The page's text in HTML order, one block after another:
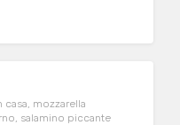
casa, mozzarella
salamino piccante